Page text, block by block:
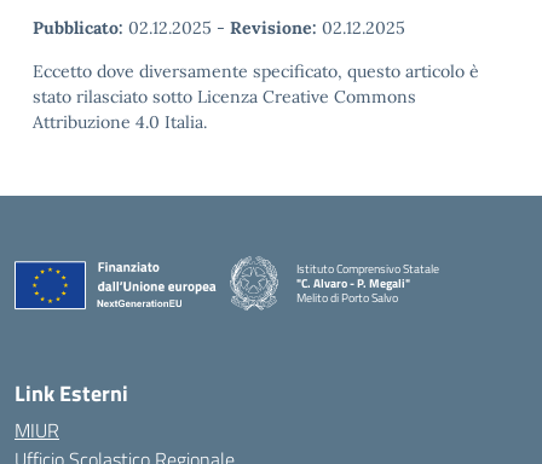
Pubblicato: 02.12.2025 - Revisione: 02.12.2025
Eccetto dove diversamente specificato, questo articolo è
stato rilasciato sotto Licenza Creative Commons
Attribuzione 4.0 Italia.
Istituto Comprensivo Statale
"C. Alvaro - P. Megali"
Melito di Porto Salvo
Link Esterni
MIUR